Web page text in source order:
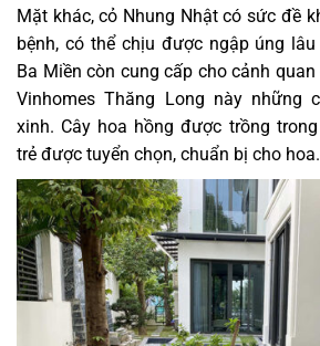
Mặt khác, cỏ Nhung Nhật có sức đề
bệnh, có thể chịu được ngập úng lâu
Ba Miền còn cung cấp cho cảnh
Vinhomes Thăng Long này những
xinh. Cây hoa hồng được trồng
trẻ được tuyển chọn, chuẩn bị cho hoa.